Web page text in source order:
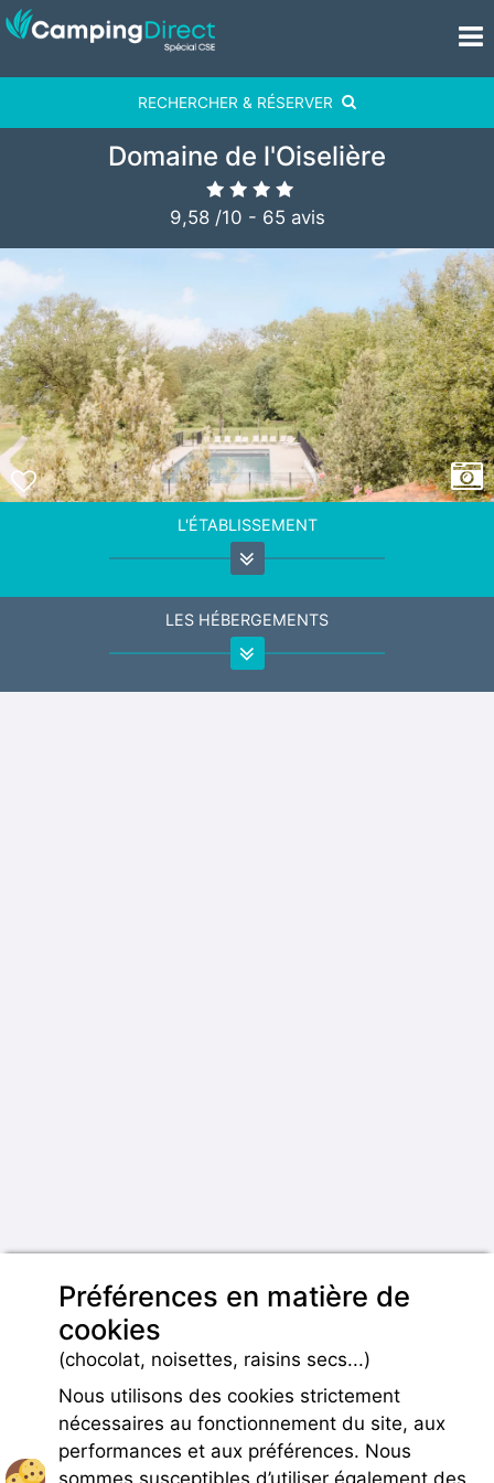
RECHERCHER & RÉSERVER
Domaine de l'Oiselière
9,58 /10 - 65 avis
L'ÉTABLISSEMENT
LES HÉBERGEMENTS
Préférences en matière de
cookies
(chocolat, noisettes, raisins secs...)
Nous utilisons des cookies strictement
nécessaires au fonctionnement du site, aux
performances et aux préférences. Nous
sommes susceptibles d’utiliser également des